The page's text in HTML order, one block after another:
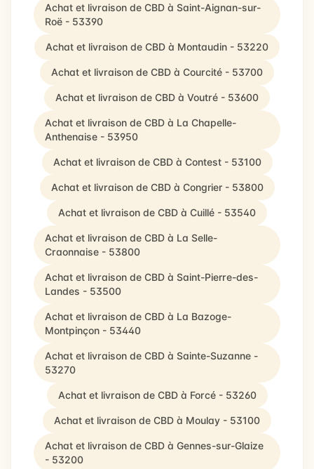
Achat et livraison de CBD à Saint-Aignan-sur-
Roë - 53390
Achat et livraison de CBD à Montaudin - 53220
Achat et livraison de CBD à Courcité - 53700
Achat et livraison de CBD à Voutré - 53600
Achat et livraison de CBD à La Chapelle-
Anthenaise - 53950
Achat et livraison de CBD à Contest - 53100
Achat et livraison de CBD à Congrier - 53800
Achat et livraison de CBD à Cuillé - 53540
Achat et livraison de CBD à La Selle-
Craonnaise - 53800
Achat et livraison de CBD à Saint-Pierre-des-
Landes - 53500
Achat et livraison de CBD à La Bazoge-
Montpinçon - 53440
Achat et livraison de CBD à Sainte-Suzanne -
53270
Achat et livraison de CBD à Forcé - 53260
Achat et livraison de CBD à Moulay - 53100
Achat et livraison de CBD à Gennes-sur-Glaize
- 53200